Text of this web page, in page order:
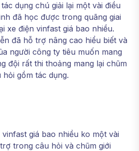
dụng chú giải lại một vài điều
đã học được trong quãng giai
xe điện vinfast giá bao nhiều.
đã hỗ trợ nâng cao hiểu biết và
người công ty tiêu muốn mang
đội rất thi thoảng mang lại chũm
gồm tác dụng.
giá bao nhiều ko một vài
trong câu hỏi và chũm giới